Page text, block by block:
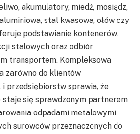
akumulatory, miedź, mosiądz,
stal kwasowa, ołów czy
podstawianie kontenerów,
stalowych oraz odbiór
transportem. Kompleksowa
zarówno do klientów
i przedsiębiorstw sprawia, że
się sprawdzonym partnerem
odpadami metalowymi
surowców przeznaczonych do